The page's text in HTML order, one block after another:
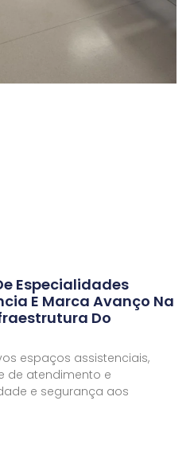
Especialidades
E Marca Avanço Na
Do
espaços assistenciais,
de atendimento e
e segurança aos